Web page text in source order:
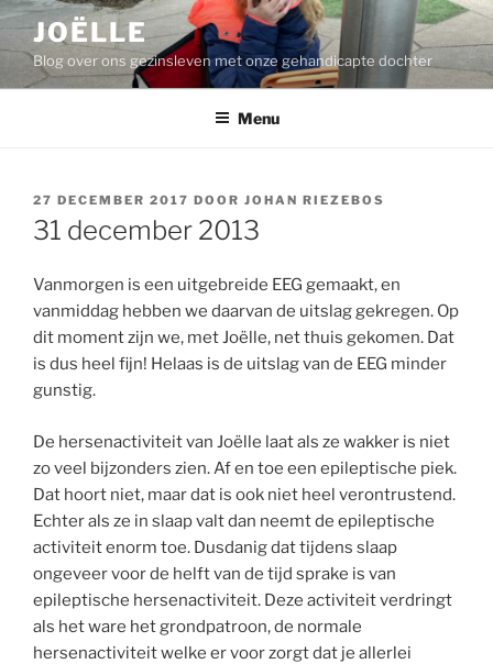
Ga
inhoud
JOËLLE
Blog over ons gezinsleven met onze gehandicapte dochter
Menu
GEPLAATST
OP
27 DECEMBER 2017 DOOR JOHAN RIEZEBOS
31 december 2013
Vanmorgen is een uitgebreide EEG gemaakt, en
vanmiddag hebben we daarvan de uitslag gekregen. Op
dit moment zijn we, met Joëlle, net thuis gekomen. Dat
is dus heel fijn! Helaas is de uitslag van de EEG minder
gunstig.
De hersenactiviteit van Joëlle laat als ze wakker is niet
zo veel bijzonders zien. Af en toe een epileptische piek.
Dat hoort niet, maar dat is ook niet heel verontrustend.
Echter als ze in slaap valt dan neemt de epileptische
activiteit enorm toe. Dusdanig dat tijdens slaap
ongeveer voor de helft van de tijd sprake is van
epileptische hersenactiviteit. Deze activiteit verdringt
als het ware het grondpatroon, de normale
hersenactiviteit welke er voor zorgt dat je allerlei